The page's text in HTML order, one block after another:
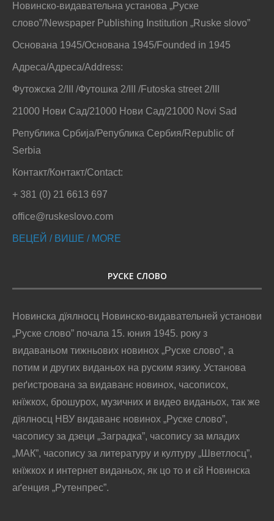
Новинско-видавательна установа „Руске
слово”/Newspaper Publishing Institution „Ruske slovo”
Основана 1945/Основана 1945/Founded in 1945
Адреса/Адреса/Address:
Футожска 2/III /Футошка 2/III /Futoska street 2/III
21000 Нови Сад/21000 Нови Сад/21000 Novi Sad
Република Србија/Република Сербия/Republic of
Serbia
Контакт/Контакт/Contact:
+ 381 (0) 21 6613 697
office@ruskeslovo.com
ВЕЦЕЙ / ВИШЕ / MORE
РУСКЕ СЛОВО
Новинска дїялносц Новинско-видавательней установи
„Руске слово” почала 15. юния 1945. року з
видаваньом тижньових новинох „Руске слово”, а
потим и других виданьох на руским язику. Установа
реґистрована за видаванє новинох, часописох,
кнїжкох, брошурох, музичних и видео виданьох, так же
дїялносц НВУ видаванє новинох „Руске слово”,
часопису за дзеци „Заградка”, часопису за младих
„МАК”, часопису за литературу и културу „Шветлосц”,
кнїжкох и интернет виданьох, як цо то и єй Новинска
аґенция „Рутенпрес”.